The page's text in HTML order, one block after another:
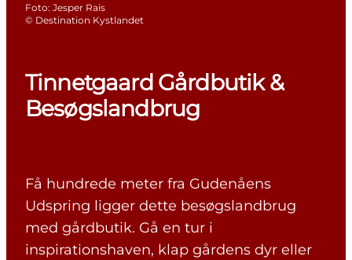
Tinnetgaard Gårdbutik &
Besøgslandbrug
Få hundrede meter fra Gudenåens
Udspring ligger dette besøgslandbrug
med gårdbutik. Gå en tur i
inspirationshaven, klap gårdens dyr eller
Foto: Jesper Rais
© Destination Kystlandet